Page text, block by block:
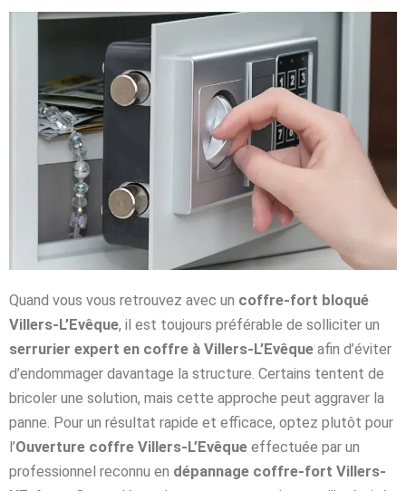
Quand vous vous retrouvez avec un coffre-fort bloqué
Villers-L’Evêque, il est toujours préférable de solliciter un
serrurier expert en coffre à Villers-L’Evêque afin d’éviter
d’endommager davantage la structure. Certains tentent de
bricoler une solution, mais cette approche peut aggraver la
panne. Pour un résultat rapide et efficace, optez plutôt pour
l’Ouverture coffre Villers-L’Evêque effectuée par un
professionnel reconnu en dépannage coffre-fort Villers-